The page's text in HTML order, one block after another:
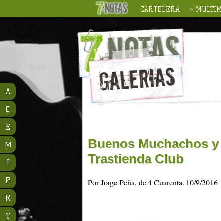
CARTELERA
Buenos Muchachos
Trastienda Club
Por Jorge Peña, de 4 Cuarenta. 10/9/2016
A
C
E
M
J
P
R
T